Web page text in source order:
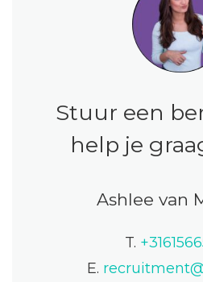
Stuur een
help je
Ashlee van
T.
E.